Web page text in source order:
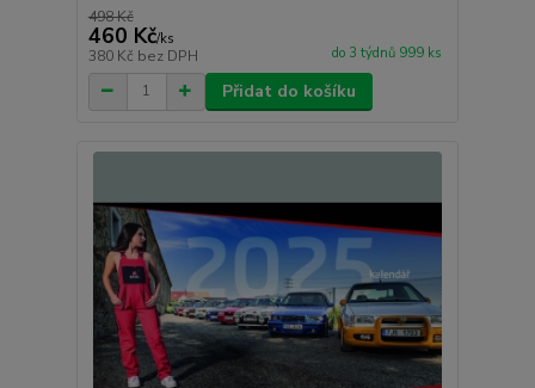
498 Kč
460 Kč/ks
380 Kč bez DPH do 3 týdnů 999 ks
Přidat do košíku